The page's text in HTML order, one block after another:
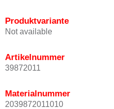
Produktvariante
Not available
Artikelnummer
39872011
Materialnummer
2039872011010